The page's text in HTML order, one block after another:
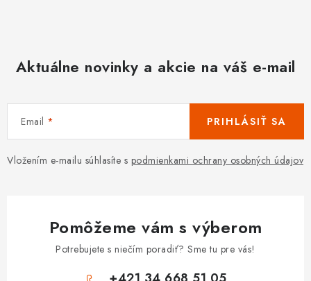
Aktuálne novinky a akcie na váš e-mail
Email
Vložením e-mailu súhlasíte s podmienkami ochrany osobných údajov
PRIHLÁSIŤ SA
Pomôžeme vám s výberom
Potrebujete s niečím poradiť? Sme tu pre vás!